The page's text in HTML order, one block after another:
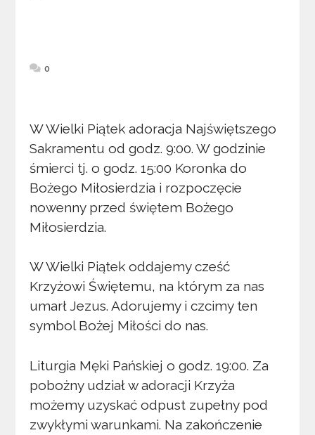
0
W Wielki Piątek adoracja Najświętszego
Sakramentu od godz. 9:00. W godzinie
śmierci tj. o godz. 15:00 Koronka do
Bożego Miłosierdzia i rozpoczęcie
nowenny przed świętem Bożego
Miłosierdzia.
W Wielki Piątek oddajemy cześć
Krzyżowi Świętemu, na którym za nas
umarł Jezus. Adorujemy i czcimy ten
symbol Bożej Miłości do nas.
Liturgia Męki Pańskiej o godz. 19:00. Za
pobożny udział w adoracji Krzyża
możemy uzyskać odpust zupełny pod
zwykłymi warunkami. Na zakończenie